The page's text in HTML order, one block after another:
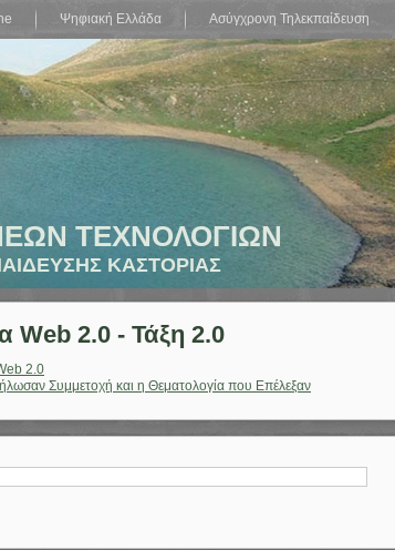
Ψηφιακή Ελλάδα Ασύγχρονη Τηλεκπαίδευση
ΤΕΧΝΟΛΟΓΙΩΝ
ΚΑΣΤΟΡΙΑΣ
Web 2.0 - Τάξη 2.0
2.0
Συμμετοχή και η Θεματολογία που Επέλεξαν